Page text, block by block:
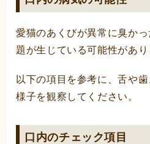
愛猫のあくびが異常に臭か
題が生じている可能性があり
以下の項目を参考に、舌や
様子を観察してください。
口内のチェック項目